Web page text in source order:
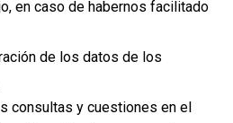
en caso de habernos facilitado
de los datos de los
consultas y cuestiones en el